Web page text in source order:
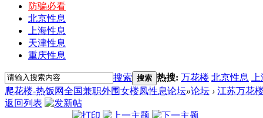
防骗必看
北京性息
上海性息
天津性息
重庆性息
搜索 搜索 热搜: 万花楼 北京性息
爬花楼-热饭网全国兼职外围女楼凤性息论坛»论坛 › 江苏万花
返回列表